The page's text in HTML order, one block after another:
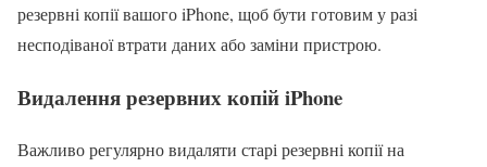
резервні копії вашого iPhone, щоб бути готовим у разі
несподіваної втрати даних або заміни пристрою.
Видалення резервних копій iPhone
Важливо регулярно видаляти старі резервні копії на